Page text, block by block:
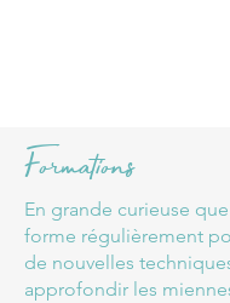
Formations
En grande curieuse
forme régulièrement
de nouvelles
approfondir les